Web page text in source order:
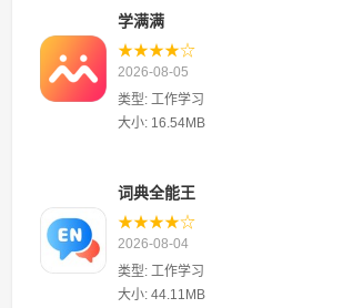
学满满
★★★★☆
2026-08-05
类型: 工作学习
大小: 16.54MB
词典全能王
★★★★☆
2026-08-04
类型: 工作学习
大小: 44.11MB